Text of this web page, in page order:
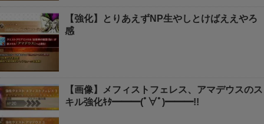
【強化】とりあえずNP生やしとけばええやろ
感
【画像】メフィストフェレス、アマデウスのス
キル強化ｷﾀ━━━(ﾟ∀ﾟ)━━━!!